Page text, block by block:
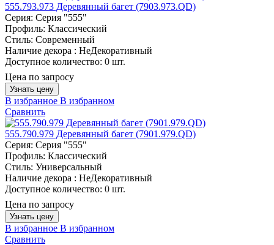
555.793.973 Деревянный багет (7903.973.QD)
Серия: Серия "555"
Профиль: Классический
Стиль: Современный
Наличие декора : НеДекоративный
Доступное количество: 0 шт.
Цена по запросу
Узнать цену
В избранное В избранном
Сравнить
555.790.979 Деревянный багет (7901.979.QD)
Серия: Серия "555"
Профиль: Классический
Стиль: Универсальный
Наличие декора : НеДекоративный
Доступное количество: 0 шт.
Цена по запросу
Узнать цену
В избранное В избранном
Сравнить